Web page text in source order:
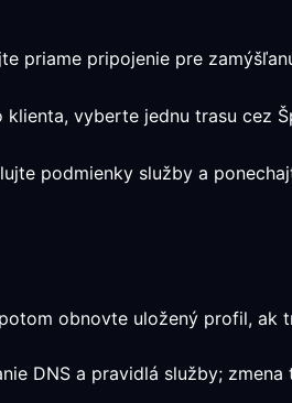
priame pripojenie pre
klienta, vyberte jednu trasu cez
podmienky služby a
obnovte uložený profil, ak
DNS a pravidlá služby; zmena